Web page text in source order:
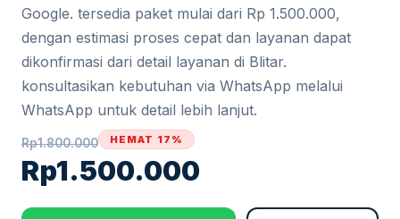
Google. tersedia paket mulai dari Rp 1.500.000,
dengan estimasi proses cepat dan layanan dapat
dikonfirmasi dari detail layanan di Blitar.
konsultasikan kebutuhan via WhatsApp melalui
WhatsApp untuk detail lebih lanjut.
Rp1.800.000
Rp1.500.000
HEMAT 17%